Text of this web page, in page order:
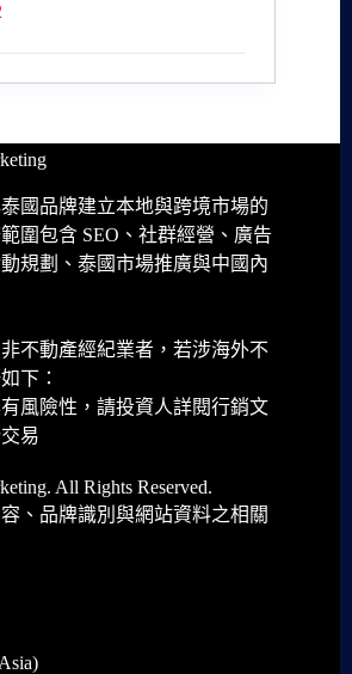
國品牌建立本地與跨境市場的
圍包含 SEO、社群經營、廣告
規劃、泰國市場推廣與中國內
不動產經紀業者，若涉海外不
下：
風險性，請投資人詳閱行銷文
易
All Rights Reserved.
、品牌識別與網站資料之相關